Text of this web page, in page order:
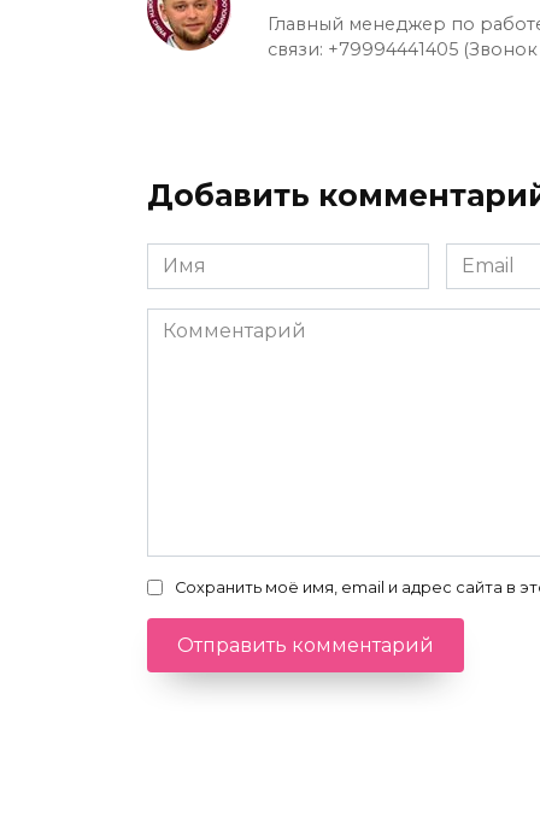
Главный менеджер по
связи: +79994441405
Добавить
Имя
*
Email
*
Комментарий
Сохранить моё имя, email и адрес сайта в